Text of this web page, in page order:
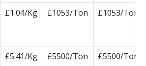
£1.04/Kg £1053/Ton £1053/Ton
£5.41/Kg £5500/Ton £5500/Ton